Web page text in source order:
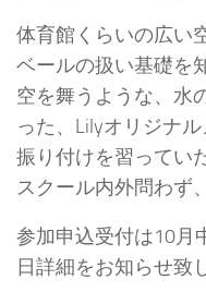
体育館くらいの広い
ベールの扱い基礎を
空を舞うような、水
った、Lilyオリジナ
振り付けを習ってい
スクール内外問わず
参加申込受付は10月
日詳細をお知らせ致